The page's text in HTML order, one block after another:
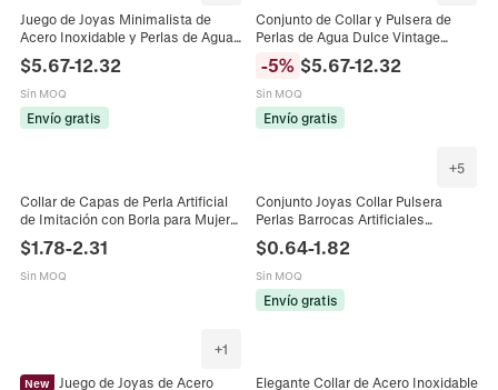
Juego de Joyas Minimalista de
Acero Inoxidable y Perlas de Agua
Dulce Collar y Pulsera de Metal
Irregular para Mujer Joyería
$5.67-12.32
Sin MOQ
Envío gratis
Conjunto de Collar y Pulsera de
Perlas de Agua Dulce Vintage
Joyas de Acero Inoxidable Metal
Lava para Mujer Chapado Oro 18K
-5% $5.67-12.32
Sin MOQ
Envío gratis
Collar de Capas de Perla Artificial
de Imitación con Borla para Mujer
Colgante de Corazón Estrella Luna
Cruz Cadena de Metal Punk Joyería
$1.78-2.31
Sin MOQ
+5
Conjunto Joyas Collar Pulsera
Perlas Barrocas Artificiales
Irregulares Mujer Aleación CCB
Estilo Metal Líquido Punk Choker
Accesorio
$0.64-1.82
Sin MOQ
Envío gratis
+1
New
Juego de Joyas de Acero
Elegante Collar de Acero Inoxidable